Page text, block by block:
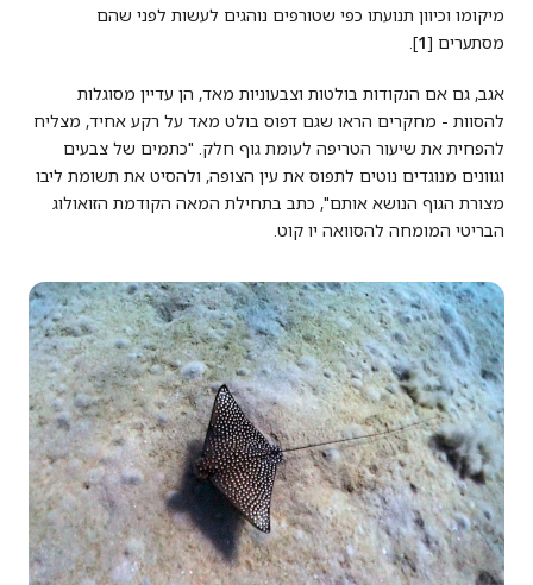
מיקומו וכיוון תנועתו כפי שטורפים נוהגים לעשות לפני שהם
מסתערים [1
].
אגב, גם אם הנקודות בולטות וצבעוניות מאד, הן עדיין מסוגלות
להסוות - מחקרים הראו שגם דפוס בולט מאד על רקע אחיד, מצליח
להפחית את שיעור הטריפה לעומת גוף חלק. "כתמים של צבעים
וגוונים מנוגדים נוטים לתפוס את עין הצופה, ולהסיט את תשומת ליבו
מצורת הגוף הנושא אותם", כתב בתחילת המאה הקודמת הזואולוג
הבריטי המומחה להסוואה יו קוט.